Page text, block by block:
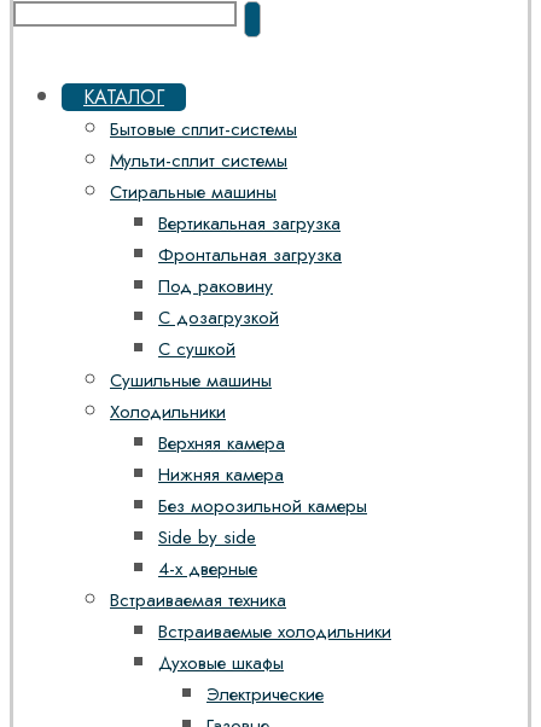
КАТАЛОГ
Бытовые сплит-системы
Мульти-сплит системы
Стиральные машины
Вертикальная загрузка
Фронтальная загрузка
Под раковину
С дозагрузкой
С сушкой
Сушильные машины
Холодильники
Верхняя камера
Нижняя камера
Без морозильной камеры
Side by side
4-х дверные
Встраиваемая техника
Встраиваемые холодильники
Духовые шкафы
Электрические